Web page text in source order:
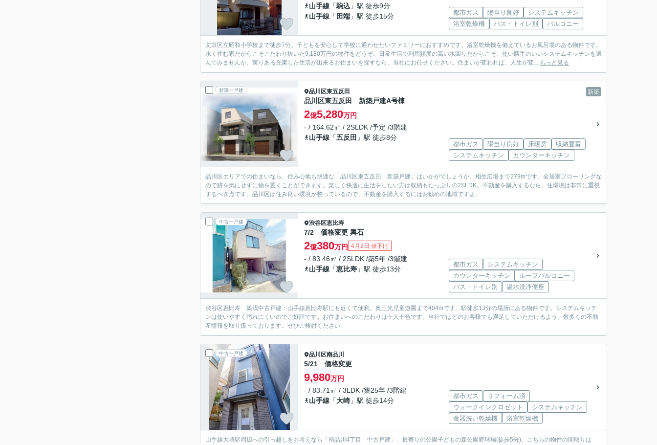
山手線 「駒込 」駅 徒歩9分
山手線 「 田端 」駅 徒歩15分 都市ガス 陽当り良好
システムキッチン
浴室乾燥機
バス・トイレ別 バルコニー
文京区立昭和小学校まで徒歩7分。子どもを安心して学校に通わせたいファミリーにおすすめです。浴室乾燥機を備えているお風呂場のある物件です。
永く住む家だからこそこだわり抜いた9,180万円の物件をどうぞ。日常生活で利用頻度の高い水回りだからこそ、使い勝手のいいシステムキッチンを選
んでみませんか。実りある充実した生活が出来るお住まいを探すなら、当社にお任せください。住まいが変われば、人生が変... もっと見る
新築一戸建 新築
品川区東五反田
品川区東五反田 新築戸建A号棟
2億5,280万円
- / 164.62㎡ / 2SLDK /予定 /3階建
山手線 「五反田 」駅 徒歩8分
都市ガス 陽当り良好 床暖房
収納豊富
システムキッチン
カウンターキッチン
品川区エリアでの住まいなら、住み心地も快適な「品川区東五反田 新築戸建」はいかがでしょうか。相生広場まで279mです。全居室フローリングな
ので跡を気にせずに物を置くことができます。楽しく快適に生活をしたい方は収納もたっぷりの2SLDK。不動産を購入するなら、住環境は非常に重視
するべき点です。品川区は住み良い環境が整っているので、不動産を購入するにはお勧めの地域ですよ。
中古一戸建 渋谷区恵比寿
7/2 価格変更 輿石
2億380万円 4月2日 値下げ
- / 83.46㎡ / 2SLDK /築5年 /3階建
山手線 「恵比寿 」駅 徒歩13分
都市ガス
システムキッチン
カウンターキッチン
ルーフバルコニー
バス・トイレ別
温水洗浄便座
渋谷区恵比寿 築浅中古戸建：山手線恵比寿駅にも近くて便利。奥三光児童遊園まで404mです。駅徒歩13分の場所にある物件です。システムキッチ
ンは使いやすく汚れにくいのでご好評です。お住まいへのこだわりは十人十色です。当社ではどのお客様でも満足していただけるよう、数多くの不動
産情報を取り扱っております。ぜひご検討ください。
中古一戸建 品川区南品川
5/21 価格変更
9,980万円
- / 83.71㎡ / 3LDK /築25年 /3階建
山手線 「大崎 」駅 徒歩14分
都市ガス
リフォーム済
ウォークインクロゼット
システムキッチン
食器洗い乾燥機
浴室乾燥機
山手線大崎駅周辺への引っ越しをお考えなら「南品川4丁目 中古戸建」。最寄りの公園子どもの森公園野球場(徒歩5分)。こちらの物件の間取りは